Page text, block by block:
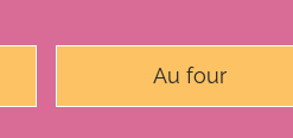
Au four